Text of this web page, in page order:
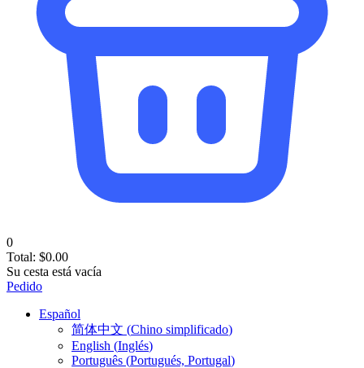
0
Total: $0.00
Su cesta está vacía
Pedido
Español
简体中文 (Chino simplificado)
English (Inglés)
Português (Portugués, Portugal)